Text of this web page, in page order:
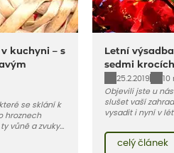
kuchyni – s
se sklání k
hroznech
vůně a zvuky
do kuchyně
A taky trochu
Letní
sedmi krocích
25.2.2019
10
Objevili jste u
slušet vaší
vysadit i nyní v
celý rok – nyní
vody než na jaře
celý článek